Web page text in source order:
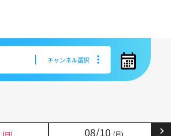
チャンネル選択
(日) 08/10 (月)
(日) 08/10 (月)